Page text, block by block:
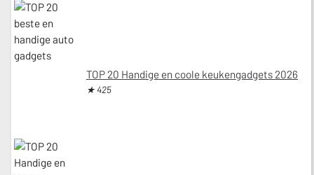
TOP 20 Handige en coole keukengadgets 2026
★ 425